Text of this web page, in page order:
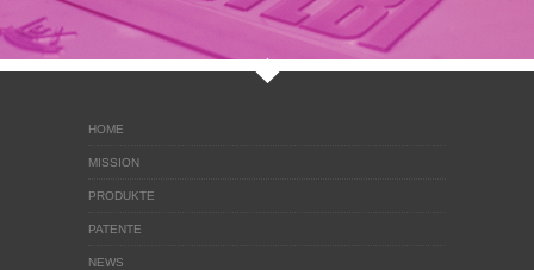
HOME
MISSION
PRODUKTE
PATENTE
NEWS